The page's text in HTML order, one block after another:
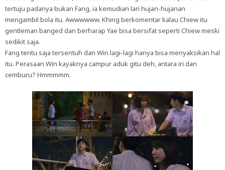
tertuju padanya bukan Fang, ia kemudian lari hujan-hujanan
mengambil bola itu. Awwwwww. Khing berkomentar kalau Chiew itu
gentleman banged dan berharap Yae bisa bersifat seperti Chiew meski
sedikit saja.
Fang tentu saja tersentuh dan Win lagi-lagi hanya bisa menyaksikan hal
itu. Perasaan Win kayaknya campur aduk gitu deh, antara iri dan
cemburu? Hmmmmm.